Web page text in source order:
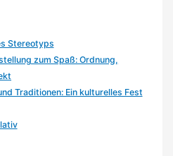
Stereotyps
zum Spaß: Ordnung,
Traditionen: Ein kulturelles Fest